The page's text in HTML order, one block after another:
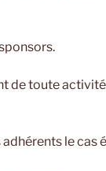
de toute
le cas